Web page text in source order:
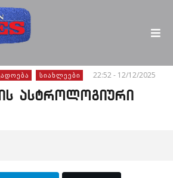
ᲡᲘᲐᲮᲚᲔᲔᲑᲘ 22:52 - 12/12/2025
ასტროლოგიური